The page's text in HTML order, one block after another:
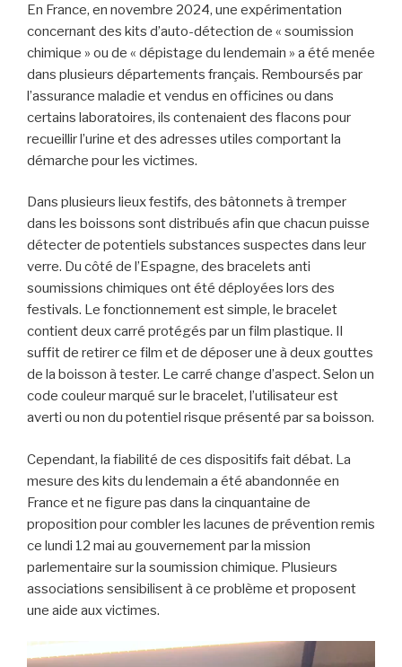
En France, en novembre 2024, une expérimentation
concernant des kits d’auto-détection de « soumission
chimique » ou de « dépistage du lendemain » a été menée
dans plusieurs départements français. Remboursés par
l’assurance maladie et vendus en officines ou dans
certains laboratoires, ils contenaient des flacons pour
recueillir l’urine et des adresses utiles comportant la
démarche pour les victimes.
Dans plusieurs lieux festifs, des bâtonnets à tremper
dans les boissons sont distribués afin que chacun puisse
détecter de potentiels substances suspectes dans leur
verre. Du côté de l’Espagne, des bracelets anti
soumissions chimiques ont été déployées lors des
festivals. Le fonctionnement est simple, le bracelet
contient deux carré protégés par un film plastique. Il
suffit de retirer ce film et de déposer une à deux gouttes
de la boisson à tester. Le carré change d’aspect. Selon un
code couleur marqué sur le bracelet, l’utilisateur est
averti ou non du potentiel risque présenté par sa boisson.
Cependant, la fiabilité de ces dispositifs fait débat. La
mesure des kits du lendemain a été abandonnée en
France et ne figure pas dans la cinquantaine de
proposition pour combler les lacunes de prévention remis
ce lundi 12 mai au gouvernement par la mission
parlementaire sur la soumission chimique. Plusieurs
associations sensibilisent à ce problème et proposent
une aide aux victimes.
Lecteur